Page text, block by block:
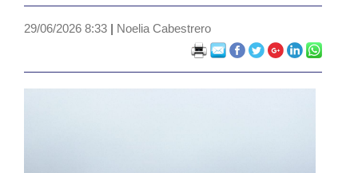
29/06/2026 8:33 | Noelia Cabestrero